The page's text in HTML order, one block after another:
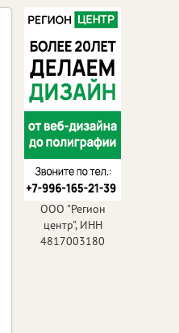
ООО "Регион
центр", ИНН
4817003180